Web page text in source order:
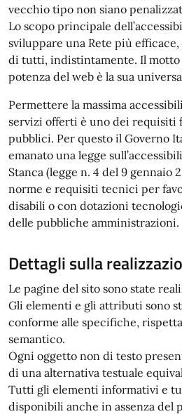
vecchio tipo non siano
Lo scopo principale
sviluppare una Rete più
di tutti, indistintamente. Il motto
potenza del web è la sua
Permettere la massima
servizi offerti è uno dei requisiti
pubblici. Per questo il Governo
emanato una legge
Stanca (legge n. 4 del 9 gennaio
norme e requisiti tecnici per
disabili o con dotazioni
delle pubbliche amministrazioni.
Dettagli sulla
Le pagine del sito sono state
Gli elementi e gli attributi sono
conforme alle specifiche,
semantico.
Ogni oggetto non di testo
di una alternativa testuale
Tutti gli elementi informativi e
disponibili anche in assenza del